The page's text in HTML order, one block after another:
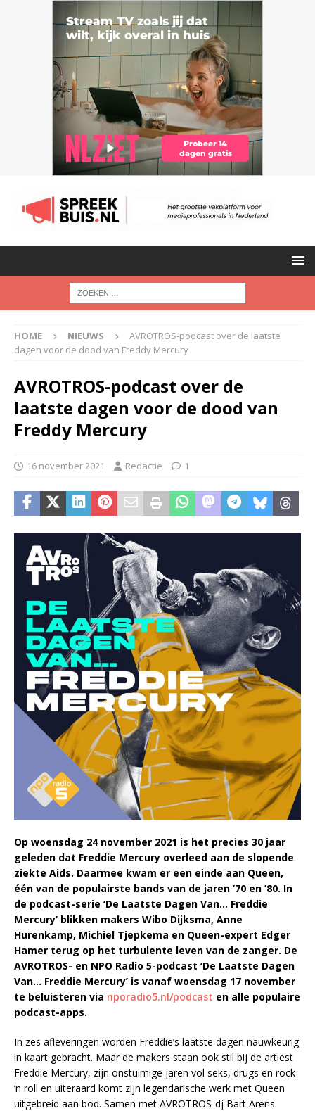
HOME NIEUWS
AVROTROS-podcast over de laatste
dagen voor de dood van Freddy Mercury
AVROTROS-podcast over de
laatste dagen voor de dood van
Freddy Mercury
16 november 2021 Redactie 1
Op woensdag 24 november 2021 is het precies 30 jaar
geleden dat Freddie Mercury overleed aan de slopende
ziekte Aids. Daarmee kwam er een einde aan Queen,
één van de populairste bands van de jaren ’70 en ’80. In
de podcast-serie ‘De Laatste Dagen Van… Freddie
Mercury’ blikken makers Wibo Dijksma, Anne
Hurenkamp, Michiel Tjepkema en Queen-expert Edger
Hamer terug op het turbulente leven van de zanger. De
AVROTROS- en NPO Radio 5-podcast ‘De Laatste Dagen
Van… Freddie Mercury’ is vanaf woensdag 17 november
te beluisteren via nporadio5.nl/podcast en alle populaire
podcast-apps.
In zes afleveringen worden Freddie’s laatste dagen nauwkeurig
in kaart gebracht. Maar de makers staan ook stil bij de artiest
Freddie Mercury, zijn onstuimige jaren vol seks, drugs en rock
‘n roll en uiteraard komt zijn legendarische werk met Queen
uitgebreid aan bod. Samen met AVROTROS-dj Bart Arens